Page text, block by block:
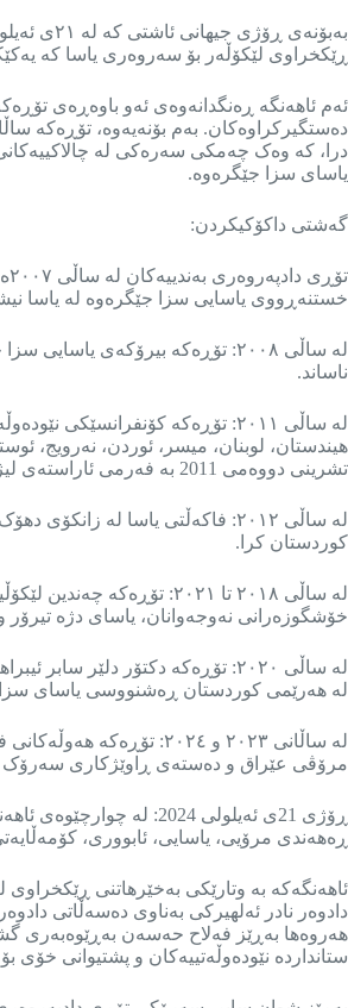
ڕێکخراوی لێکۆڵەر بۆ سەروەری یاسا کە
ئەم ئاهەنگە ڕەنگدانەوەی ئەو باوەڕەی
دەستگیرکراوەکان. بەم بۆنەیەوە، تۆڕەکە
درا، کە وەک چەمکی سەرەکی لە
یاسای سزا جێگرەوە.
گەشتی داکۆکیکردن:
خستنەڕووی یاسایی سزا جێگرەوە لە یاسا
لە ساڵی ٢٠٠٨: تۆڕەکە بیرۆکەی
ناساند.
لە ساڵی ٢٠١١: تۆڕەکە
تشرینی دووەمی 2011 بە فەرمی ئاراستەی لیژنەی یاسایی پەرلەمانی کوردستان کرا.
لە ساڵی ٢٠١٢: فاکەڵتی یاسا
کوردستان کرا.
لە ساڵی ٢٠١٨ تا ٢٠٢١:
خۆشگوزەرانی نەوجەوانان، یاسای دژە
لە ساڵی ٢٠٢٠: تۆڕەکە دکتۆر
لە هەرێمی کوردستان ڕەشنووسی یاسای
لە ساڵانی ٢٠٢٣ و ٢٠٢٤:
مرۆڤی عێراق و دەستەی ڕاوێژکاری سەرۆک
ڕۆژی 21ی ئەیلولی
ڕەهەندی مرۆیی، یاسایی، ئابووری،
ئاهەنگەکە بە وتارێکی بەخێرهاتنی
دادوەر نادر ئەلهیرکی بەناوی دەسەڵاتی
هەروەها بەڕێز فەلاح حەسەن بەڕێوەبەری
ستانداردە نێودەوڵەتییەکان و پشتیوانی